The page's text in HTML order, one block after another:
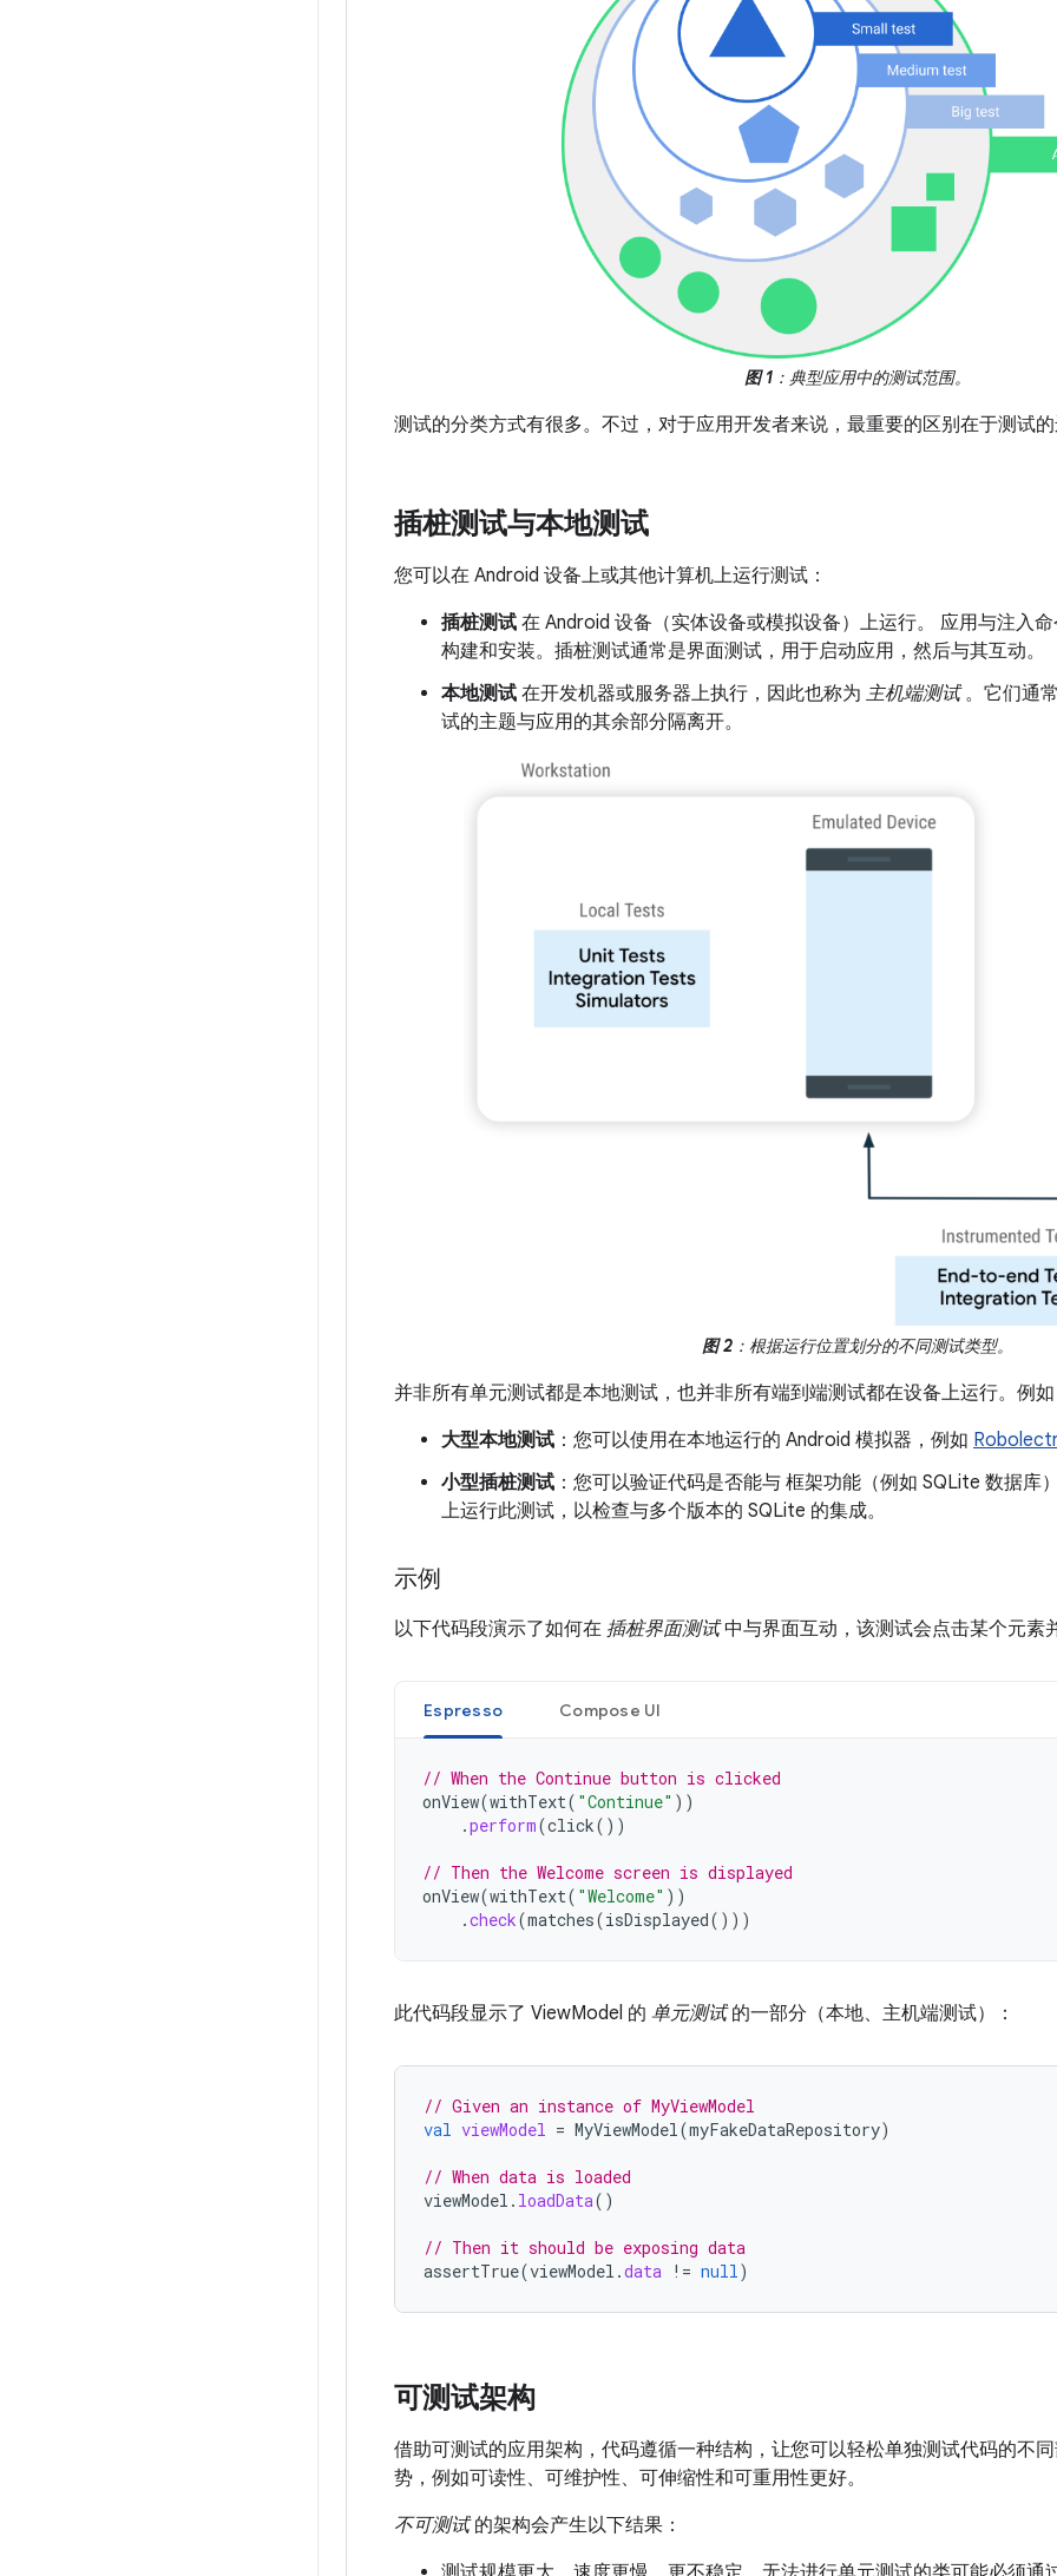
图 1：典型应用中的测试范围。
测试的分类方式有很多。不过，对于应用开发者来说，最重要的区别在于测试
插桩测试与本地测试
您可以在 Android 设备上或其他计算机上运行测试：
插桩测试 在 Android 设备（实体设备或模拟设备）上运行。 应用与注入
构建和安装。插桩测试通常是界面测试，用于启动应用，然后与其互动。
本地测试 在开发机器或服务器上执行，因此也称为 主机端测试。它们通
试的主题与应用的其余部分隔离开。
图 2：根据运行位置划分的不同测试类型。
并非所有单元测试都是本地测试，也并非所有端到端测试都在设备上运行。例
大型本地测试 ：您可以使用在本地运行的 Android 模拟器，例如
小型插桩测试 ：您可以验证代码是否能与 框架功能（例如 SQLite 数据库
上运行此测试，以检查与多个版本的 SQLite 的集成。
示例
以下代码段演示了如何在 插桩界面测试中与界面互动，该测试会点击某个元素
Espresso Compose UI
// When the Continue button is clicked
onView(withText( "Continue" ))
.perform(click())
// Then the Welcome screen is displayed
onView(withText( "Welcome" ))
.check(matches(isDisplayed()))
此代码段显示了 ViewModel 的 单元测试的一部分（本地、主机端测试）：
// Given an instance of MyViewModel
val viewModel = MyViewModel(myFakeDataRepository)
// When data is loaded
viewModel . loadData()
// Then it should be exposing data
assertTrue(viewModel .data != null)
可测试架构
借助可测试的应用架构，代码遵循一种结构，让您可以轻松单独测试代码的不
势，例如可读性、可维护性、可伸缩性和可重用性更好。
不可测试的架构会产生以下结果：